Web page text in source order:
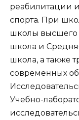
реабилитации
спорта. При
школы высшего
школа и
школа, а также
современных
Учебно-